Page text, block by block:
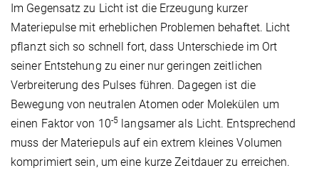
Im Gegensatz zu Licht ist die Erzeugung kurzer
Materiepulse mit erheblichen Problemen behaftet. Licht
pflanzt sich so schnell fort, dass Unterschiede im Ort
seiner Entstehung zu einer nur geringen zeitlichen
Verbreiterung des Pulses führen. Dagegen ist die
Bewegung von neutralen Atomen oder Molekülen um
einen Faktor von 10-5 langsamer als Licht. Entsprechend
muss der Materiepuls auf ein extrem kleines Volumen
komprimiert sein, um eine kurze Zeitdauer zu erreichen.